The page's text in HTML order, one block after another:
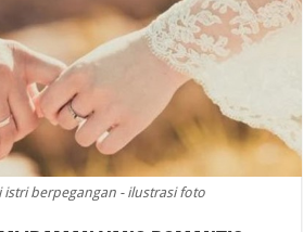
istri berpegangan - ilustrasi foto